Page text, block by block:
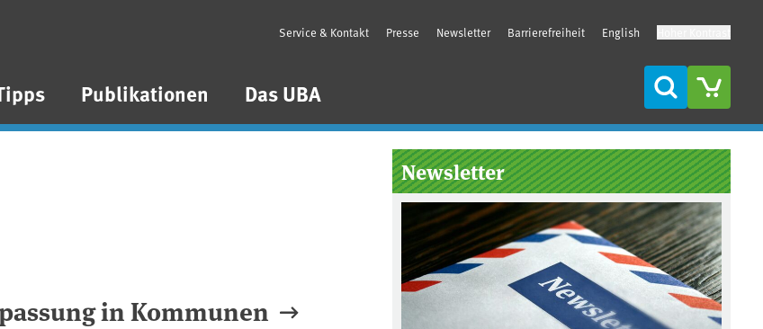
Publikationen Das UBA
Service & Kontakt Presse Newsletter Barrierefreiheit English
Suche
in Kommunen
Seitenleiste
Newsletter